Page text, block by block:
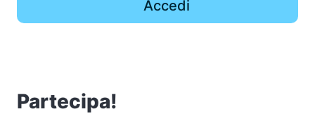
Accedi
Partecipa!